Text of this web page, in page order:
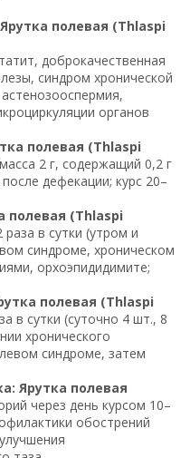
полевая (Thlaspi
доброкачественная
синдром хронической
органов
полевая (Thlaspi
2 г, содержащий 0,2 г
дефекации; курс 20–
полевая (Thlaspi
в сутки (утром и
синдроме, хроническом
орхоэпидидимите;
полевая (Thlaspi
в сутки (суточно 4 шт., 8
хронического
синдроме, затем
Ярутка полевая
через день курсом 10–
обострений